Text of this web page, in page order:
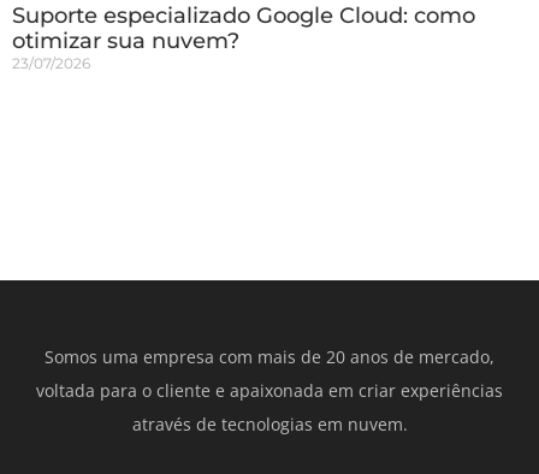
Suporte especializado Google Cloud: como
otimizar sua nuvem?
23/07/2026
Somos uma empresa com mais de 20 anos de mercado,
voltada para o cliente e apaixonada em criar experiências
através de tecnologias em nuvem.